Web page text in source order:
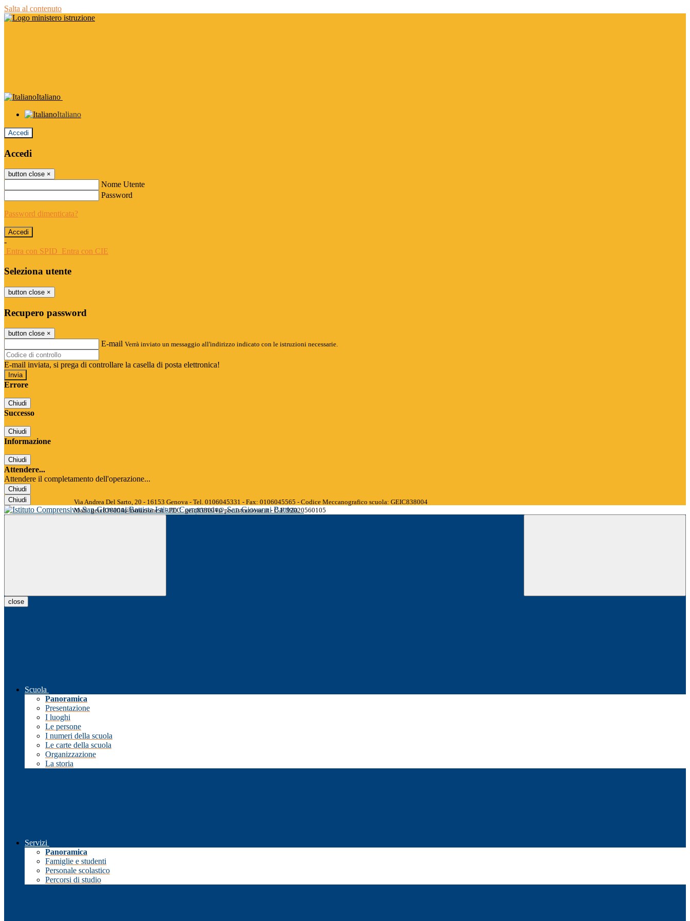
Salta al contenuto
Italiano
Italiano
Accedi
Accedi
button close ×
Nome Utente
Password
Password dimenticata?
-
Entra con SPID Entra con CIE
Seleziona utente
button close ×
Recupero password
button close ×
E-mail Verrà inviato un messaggio all'indirizzo indicato con le istruzioni necessarie.
E-mail inviata, si prega di controllare la casella di posta elettronica!
Errore
Chiudi
Successo
Chiudi
Informazione
Chiudi
Attendere...
Attendere il completamento dell'operazione...
Chiudi
Chiudi
Istituto Comprensivo San Giovanni Battista
Via Andrea Del Sarto, 20 - 16153 Genova - Tel. 0106045331 - Fax: 0106045565 - Codice Meccanografico scuola: GEIC838004
Mail: geic838004@istruzione.it - PEC: geic838004@pec.istruzione.it - C.F. 92020560105
close
Scuola
Panoramica
Presentazione
I luoghi
Le persone
I numeri della scuola
Le carte della scuola
Organizzazione
La storia
Servizi
Panoramica
Famiglie e studenti
Personale scolastico
Percorsi di studio